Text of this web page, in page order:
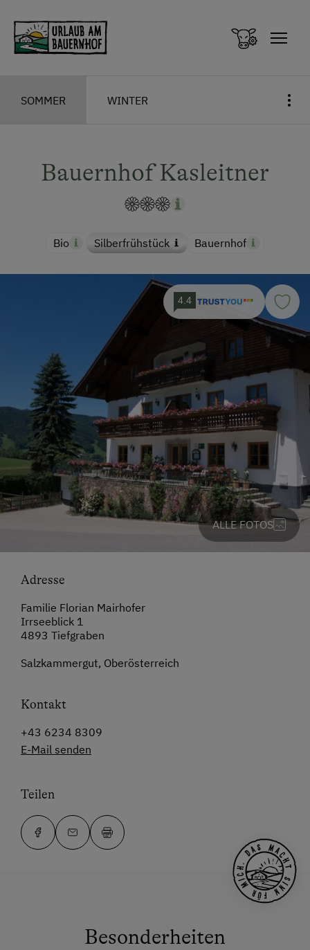
SOMMER WINTER
Bauernhof Kasleitner
Bio Silberfrühstück Bauernhof
4.4
ALLE FOTOS
Adresse
Familie Florian Mairhofer
Irrseeblick 1
4893 Tiefgraben
Salzkammergut, Oberösterreich
Kontakt
+43 6234 8309
E-Mail senden
Teilen
Besonderheiten